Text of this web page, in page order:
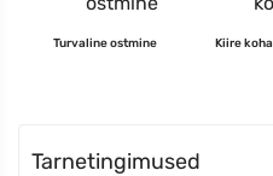
Turvaline ostmine Kiire
Tarnetingimused